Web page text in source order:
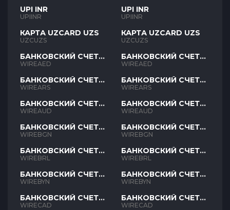
UPI INR
UPIINR
КАРТА UZCARD UZS
UZCUZS
БАНКОВСКИЙ СЧЕТ
AED
WIREAED
БАНКОВСКИЙ СЧЕТ
ARS
WIREARS
БАНКОВСКИЙ СЧЕТ
AUD
WIREAUD
БАНКОВСКИЙ СЧЕТ
BGN
WIREBGN
БАНКОВСКИЙ СЧЕТ
BRL
WIREBRL
БАНКОВСКИЙ СЧЕТ
BYN
WIREBYN
БАНКОВСКИЙ СЧЕТ
CAD
WIRECAD
UPI INR
UPIINR
КАРТА UZCARD UZS
UZCUZS
БАНКОВСКИЙ СЧЕТ
AED
WIREAED
БАНКОВСКИЙ СЧЕТ
ARS
WIREARS
БАНКОВСКИЙ СЧЕТ
AUD
WIREAUD
БАНКОВСКИЙ СЧЕТ
BGN
WIREBGN
БАНКОВСКИЙ СЧЕТ
BRL
WIREBRL
БАНКОВСКИЙ СЧЕТ
BYN
WIREBYN
БАНКОВСКИЙ СЧЕТ
CAD
WIRECAD